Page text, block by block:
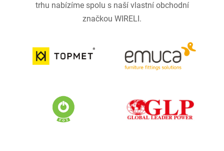
trhu nabízíme spolu s naší vlastní obchodní
značkou WIRELI.